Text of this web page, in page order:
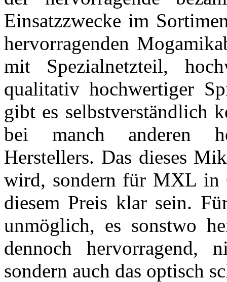
Einsatzzwecke im
hervorragenden
mit Spezialnetzteil,
qualitativ hochwertiger
gibt es selbstverständlich
bei manch anderen
Herstellers. Das dieses
wird, sondern für MXL in
diesem Preis klar sein.
unmöglich, es sonstwo
dennoch hervorragend,
sondern auch das optisch